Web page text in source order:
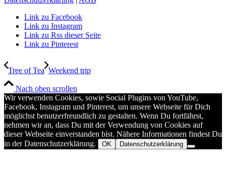
Link zu Facebook
Link zu Instagram
Link zu Rss dieser Seite
Link zu Pinterest
Tree of Tea Weekend trip
Nach oben scrollen
Wir verwenden Cookies, sowie Social Plugins von YouTube,
Facebook, Instagram und Pinterest, um unsere Webseite für Dich
möglichst benutzerfreundlich zu gestalten. Wenn Du fortfährst,
nehmen wir an, dass Du mit der Verwendung von Cookies auf
dieser Webseite einverstanden bist. Nähere Informationen findest Du
in der Datenschutzerklärung.
OK Datenschutzerklärung